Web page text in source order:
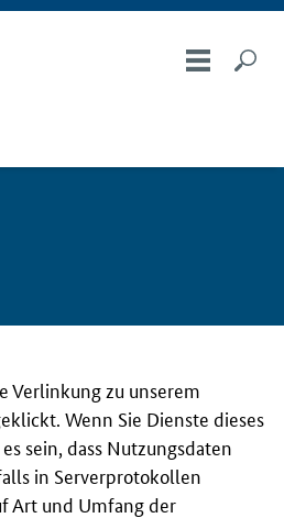
Verlinkung zu unserem
Wenn Sie Dienste dieses
sein, dass Nutzungsdaten
in Serverprotokollen
Art und Umfang der